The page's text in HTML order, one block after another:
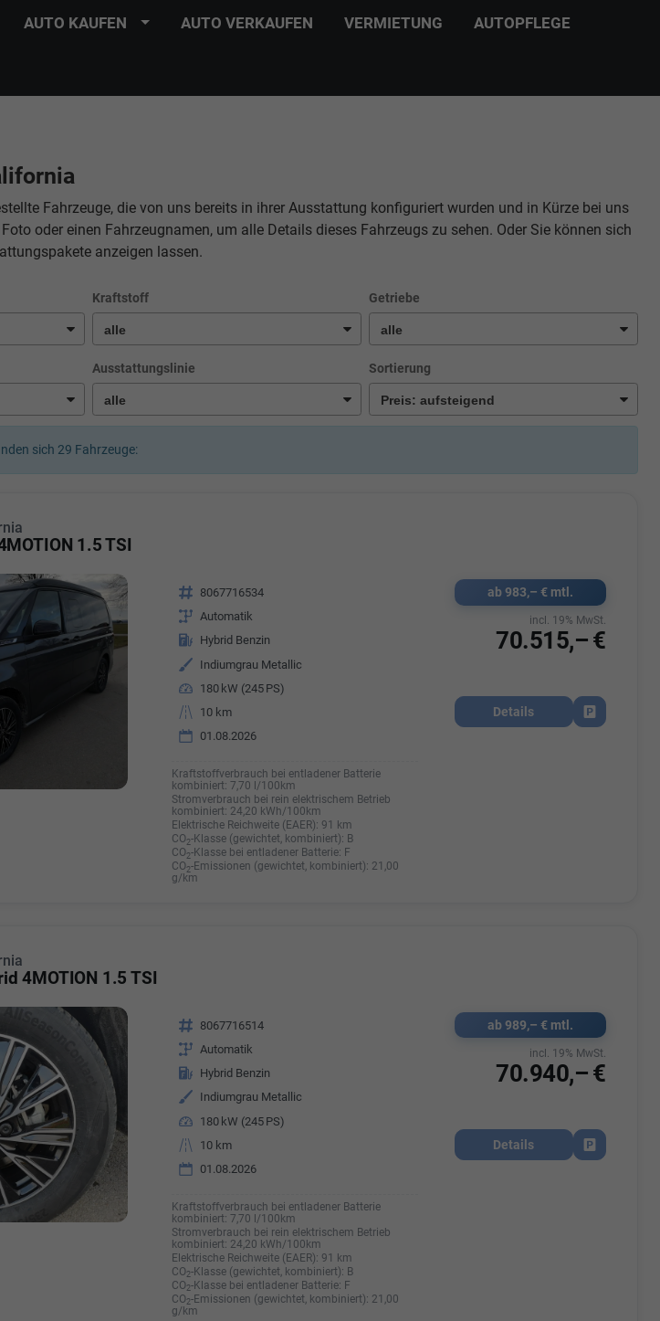
AUTO KAUFEN AUTO VERKAUFEN VERMIETUNG AUTOPFLEGE
Fahrzeuge, die von uns bereits in ihrer Ausstattung konfiguriert wurden und in Kürze bei uns
oder einen Fahrzeugnamen, um alle Details dieses Fahrzeugs zu sehen. Oder Sie können sich
anzeigen lassen.
Kraftstoff Getriebe
Ausstattungslinie Sortierung
sich 29 Fahrzeuge:
1.5 TSI
Fahrzeugnr. 8067716534
Getriebe Automatik
Kraftstoff Hybrid Benzin
Außenfarbe Indiumgrau Metallic
Leistung 180 kW (245 PS)
Kilometerstand
10 km
01.08.2026
Kraftstoffverbrauch bei entladener Batterie
kombiniert: 7,70 l/100km
Stromverbrauch bei rein elektrischem Betrieb
kombiniert: 24,20 kWh/100km
Elektrische Reichweite (EAER): 91 km
CO2-Klasse (gewichtet, kombiniert): B
CO2-Klasse bei entladener Batterie: F
CO2-Emissionen (gewichtet, kombiniert): 21,00
g/km
ab 983,– € mtl.
70.515,– €
incl. 19% MwSt.
Details
Fahrzeug
4MOTION 1.5 TSI
Fahrzeugnr. 8067716514
Getriebe Automatik
Kraftstoff Hybrid Benzin
Außenfarbe
Indiumgrau Metallic
Leistung 180 kW (245 PS)
Kilometerstand
10 km
01.08.2026
Kraftstoffverbrauch bei entladener Batterie
kombiniert: 7,70 l/100km
Stromverbrauch bei rein elektrischem Betrieb
kombiniert: 24,20 kWh/100km
Elektrische Reichweite (EAER): 91 km
CO2-Klasse (gewichtet, kombiniert): B
CO2-Klasse bei entladener Batterie: F
CO2-Emissionen (gewichtet, kombiniert): 21,00
g/km
ab 989,– € mtl.
70.940,– €
incl. 19% MwSt.
Details
Fahrzeug
Özden Özkara-Budak
E-Mailadresse: